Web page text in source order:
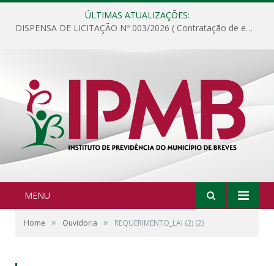
ÚLTIMAS ATUALIZAÇÕES:
DISPENSA DE LICITAÇÃO Nº 003/2026 ( Contratação de empresa para fornecimento de gêneros alimentícios não perecíveis, materiais de expediente, descartáveis, copa e cozinha, para análise e posterior publicação.)
MENU
Home » Ouvidoria » REQUERIMENTO_LAI (2) (2)